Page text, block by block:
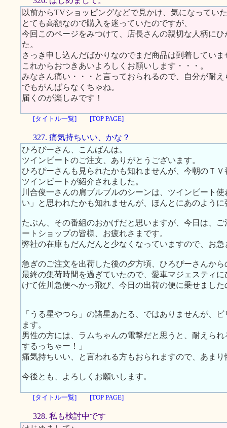
以前からTVショッピングなどで見かけ、気になってい
とても高額なので購入を迷っていたのですが、
今回このページをみつけて、店長さんの親切な人柄に
た。
さっき申し込んだばかりなのでまだ商品は到着していま
これからおつきあいよろしくお願いします・・・。
みなさん痛い・・・と言っておられるので、自分が耐
でもがんばらなくちゃね。
届くのが楽しみです！
[タイトル一覧] [TOP PAGE]
327. 痛気持ちいい、かな？
ひろぴーさん、こんばんは。
ツインビートのご注文、ありがとうございます。
ひろぴーさんも見られたかも知れませんが、今朝のＴ
ツインビートが紹介されました。
川合俊一さんの肩ブルブルのシーンは、ツインビート
い」と思われたかも知れませんが、ほんとにあのよう
たぶん、その番組のおかげだと思いますが、今日は、
ートショップの皆様、お疲れさまです。
弊社の在庫もだんだんと少なくなっていますので、お
急ぎのご注文を出荷した後の夕方頃、ひろぴーさんか
最終の集荷時間を過ぎていたので、愛車マジェスティ
けて佐川急便へかっ飛び、今日の出荷の便に乗せまし
「うる星やつら」の諸星あたる、ではありませんが、
ます。
男性の方には、ラムちゃんの電撃だと思うと、耐え
するっちゃー！」
痛気持ちいい、と言われる方もおられますので、あま
今後とも、よろしくお願いします。
[タイトル一覧] [TOP PAGE]
328. 私も検討中です